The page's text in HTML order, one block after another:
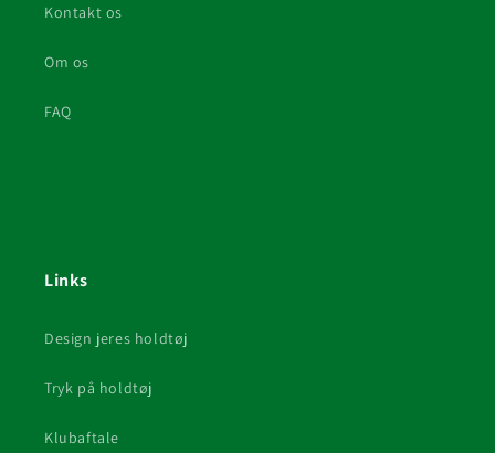
Kontakt os
Om os
FAQ
Links
Design jeres holdtøj
Tryk på holdtøj
Klubaftale